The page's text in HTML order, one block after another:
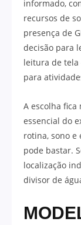
informado,
recursos de
presença de
decisão para
leitura de tela
para
A escolha
essencial do
rotina, sono e
pode bastar.
localização
divisor de